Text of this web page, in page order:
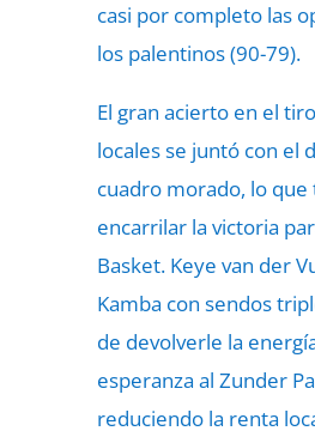
casi por completo las
los palentinos (90-79).
El gran acierto en el
locales se juntó con el
cuadro morado, lo
encarrilar la victoria
Basket. Keye van der
Kamba con sendos
de devolverle la
esperanza al Zunder
reduciendo la renta